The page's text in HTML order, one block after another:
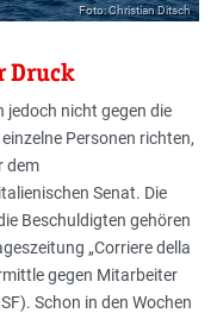
Foto: Christian Ditsch
Druck
jedoch nicht gegen die
Personen richten,
dem
Senat. Die
Beschuldigten gehören
„Corriere della
gegen Mitarbeiter
Schon in den Wochen